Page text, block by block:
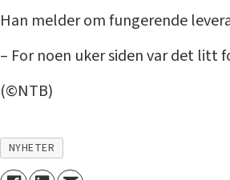
Han melder om fungerende
– For noen uker siden var det litt
(©NTB)
NYHETER